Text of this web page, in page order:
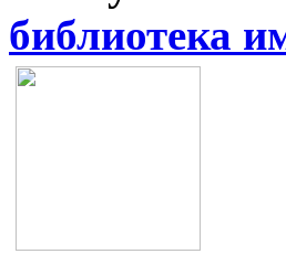
библиотека